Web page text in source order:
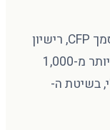
מייסד ״כוכב פיננסי״ ומתכנן פיננסי מוסמך CFP, רישיון
00132734, כבר 17 שנה. ליוויתי קצת יותר מ-1,000
בשיטת ה-